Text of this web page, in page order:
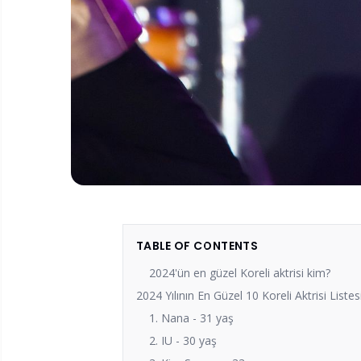
TABLE OF CONTENTS
2024'ün en güzel Koreli aktrisi kim?
2024 Yılının En Güzel 10 Koreli Aktrisi
1. Nana - 31 yaş
2. IU - 30 yaş